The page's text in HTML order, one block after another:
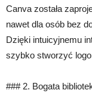
Canva została
nawet dla osób bez
Dzięki intuicyjnemu
szybko stworzyć
### 2. Bogata